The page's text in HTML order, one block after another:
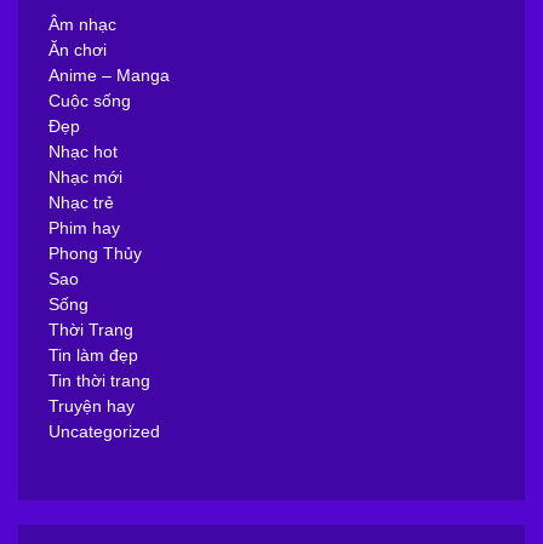
Âm nhạc
Ăn chơi
Anime – Manga
Cuộc sống
Đẹp
Nhạc hot
Nhạc mới
Nhạc trẻ
Phim hay
Phong Thủy
Sao
Sống
Thời Trang
Tin làm đẹp
Tin thời trang
Truyện hay
Uncategorized